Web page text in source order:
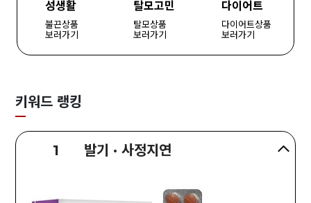
성생활
불끈상품
보러가기
탈모고민
탈모상품
보러가기
다이어트
다이어트상품
보러가기
키워드 랭킹
1 발기 · 사정지연